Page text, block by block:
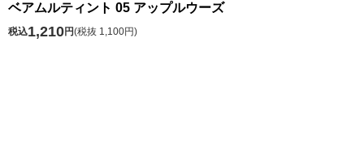
ベアムルティント 05 アップルウーズ
税込1,210円(税抜 1,100円)